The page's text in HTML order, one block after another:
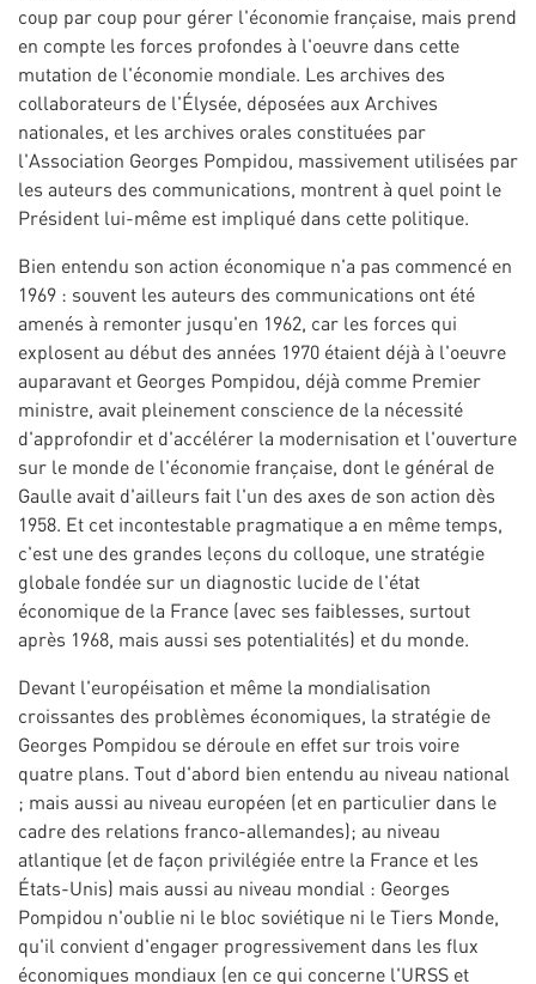
coup par coup pour gérer l'économie française, mais prend
en compte les forces profondes à l'oeuvre dans cette
mutation de l'économie mondiale. Les archives des
collaborateurs de l'Élysée, déposées aux Archives
nationales, et les archives orales constituées par
l'Association Georges Pompidou, massivement utilisées par
les auteurs des communications, montrent à quel point le
Président lui-même est impliqué dans cette politique.
Bien entendu son action économique n'a pas commencé en
1969 : souvent les auteurs des communications ont été
amenés à remonter jusqu'en 1962, car les forces qui
explosent au début des années 1970 étaient déjà à l'oeuvre
auparavant et Georges Pompidou, déjà comme Premier
ministre, avait pleinement conscience de la nécessité
d'approfondir et d'accélérer la modernisation et l'ouverture
sur le monde de l'économie française, dont le général de
Gaulle avait d'ailleurs fait l'un des axes de son action dès
1958. Et cet incontestable pragmatique a en même temps,
c'est une des grandes leçons du colloque, une stratégie
globale fondée sur un diagnostic lucide de l'état
économique de la France (avec ses faiblesses, surtout
après 1968, mais aussi ses potentialités) et du monde.
Devant l'européisation et même la mondialisation
croissantes des problèmes économiques, la stratégie de
Georges Pompidou se déroule en effet sur trois voire
quatre plans. Tout d'abord bien entendu au niveau national
; mais aussi au niveau européen (et en particulier dans le
cadre des relations franco-allemandes); au niveau
atlantique (et de façon privilégiée entre la France et les
États-Unis) mais aussi au niveau mondial : Georges
Pompidou n'oublie ni le bloc soviétique ni le Tiers Monde,
qu'il convient d'engager progressivement dans les flux
économiques mondiaux (en ce qui concerne l'URSS et